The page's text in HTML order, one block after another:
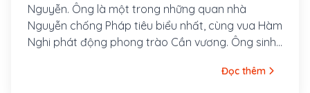
Nguyễn. Ông là một trong những quan nhà
Nguyễn chống Pháp tiêu biểu nhất, cùng vua Hàm
Nghi phát động phong trào Cần vương. Ông sinh
1839 tại làng Phú Mộng, bên bờ sông Bạch Yến
Đọc thêm